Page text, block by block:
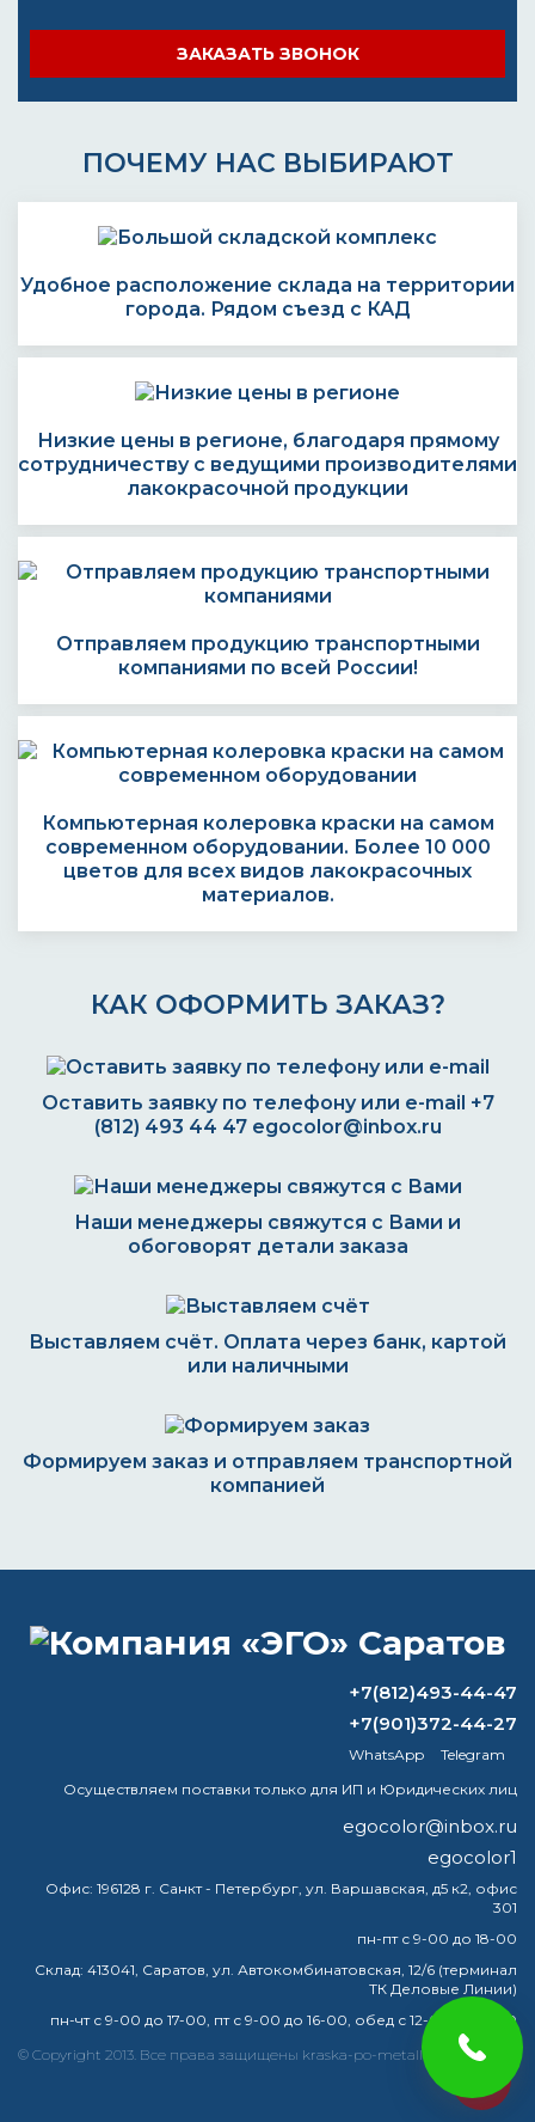
ЗАКАЗАТЬ ЗВОНОК
ПОЧЕМУ НАС ВЫБИРАЮТ
Удобное расположение склада на территории
города. Рядом съезд с КАД
Низкие цены в регионе, благодаря прямому
сотрудничеству с ведущими производителями
лакокрасочной продукции
Отправляем продукцию транспортными
компаниями по всей России!
Компьютерная колеровка краски на самом
современном оборудовании. Более 10 000
цветов для всех видов лакокрасочных
материалов.
КАК ОФОРМИТЬ ЗАКАЗ?
Оставить заявку по телефону или e-mail +7
(812) 493 44 47 egocolor@inbox.ru
Наши менеджеры свяжутся с Вами и
обоговорят детали заказа
Выставляем счёт. Оплата через банк, картой
или наличными
Формируем заказ и отправляем транспортной
компанией
Есть ли альтернатива разбавителям
Чем отличается грунт-эмаль от краски
по металлу?
Что будет, если покрасить краской без
краска эмаль купить грунт
металла
+7(812)493-44-47
+7(901)372-44-27
WhatsApp
Telegram
Осуществляем поставки только для ИП и Юридических лиц
egocolor@inbox.ru
egocolor1
Офис: 196128 г. Санкт - Петербург, ул. Варшавская, д5 к2, офис
301
пн-пт с 9-00 до 18-00
Склад: 413041, Саратов, ул. Автокомбинатовская, 12/6 (терминал
ТК Деловые Линии)
пн-чт с 9-00 до 17-00, пт с 9-00 до 16-00, обед с 12-00 до 13-00
© Copyright 2013. Все права защищены kraska-po-metallu-saratov.ru